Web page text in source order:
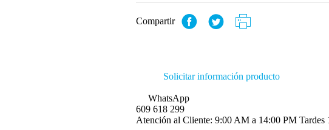
Compartir
Solicitar información producto
WhatsApp
609 618 299
Atención al Cliente: 9:00 AM a 14:00 PM Tardes